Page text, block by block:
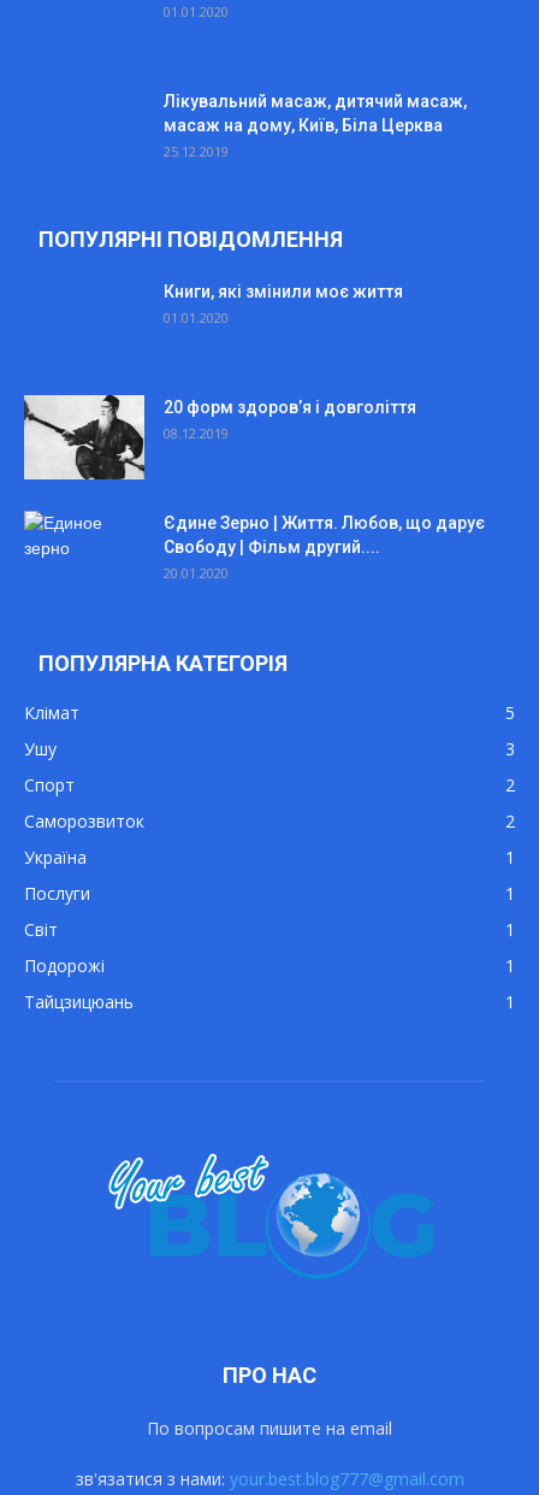
01.01.2020
Лікувальний масаж, дитячий масаж,
масаж на дому, Київ, Біла Церква
25.12.2019
ПОПУЛЯРНІ ПОВІДОМЛЕННЯ
Книги, які змінили моє життя
01.01.2020
20 форм здоров’я і довголіття
08.12.2019
Єдине Зерно | Життя. Любов, що дарує
Свободу | Фільм другий....
20.01.2020
ПОПУЛЯРНА КАТЕГОРІЯ
Клімат
5
Ушу
3
Спорт
2
Саморозвиток
2
Україна
1
Послуги
1
Світ
1
Подорожі
1
Тайцзицюань
1
ПРО НАС
По вопросам пишите на email
зв'язатися з нами: your.best.blog777@gmail.com